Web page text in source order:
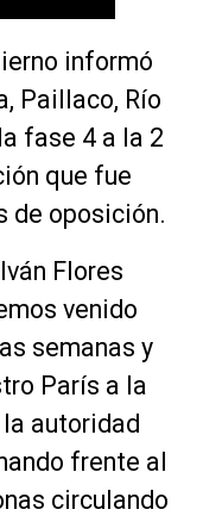
informó
Paillaco, Río
fase 4 a la 2
que fue
de oposición.
Flores
venido
semanas y
París a la
autoridad
frente al
circulando